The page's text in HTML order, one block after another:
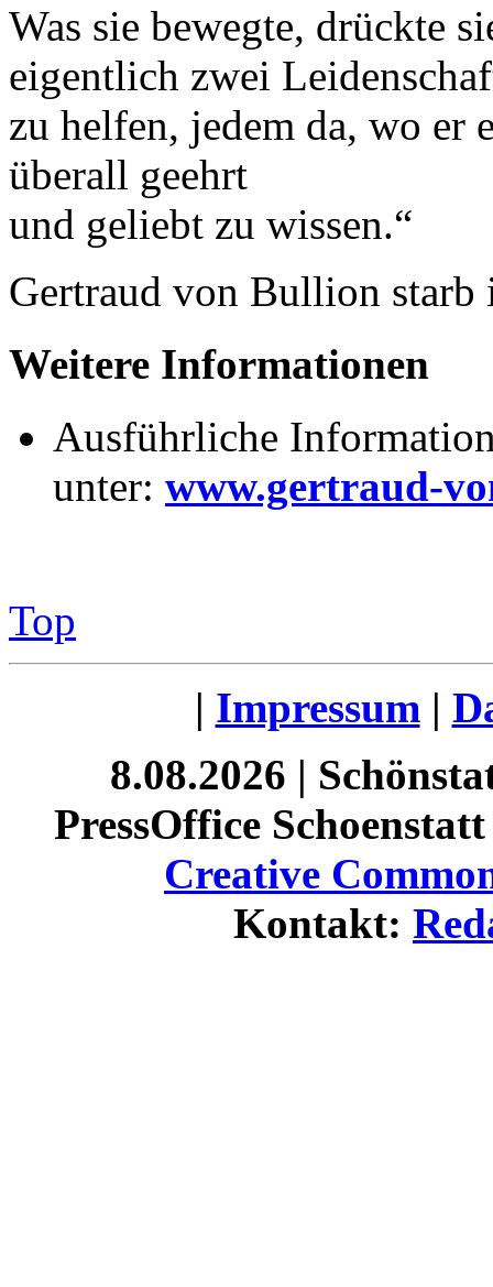
Was sie bewegte, drückte
eigentlich zwei
zu helfen, jedem da, wo er
überall geehrt
und geliebt zu wissen.“
Gertraud von Bullion starb
Weitere Informationen
Ausführliche
unter: www.gertraud-
Top
| Impressum|
8.08.2026 |
PressOffice
Creative
Kontakt: